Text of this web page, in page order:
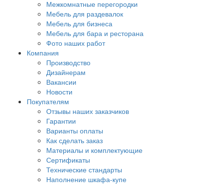
Межкомнатные перегородки
Мебель для раздевалок
Мебель для бизнеса
Мебель для бара и ресторана
Фото наших работ
Компания
Производство
Дизайнерам
Вакансии
Новости
Покупателям
Отзывы наших заказчиков
Гарантии
Варианты оплаты
Как сделать заказ
Материалы и комплектующие
Сертификаты
Технические стандарты
Наполнение шкафа-купе